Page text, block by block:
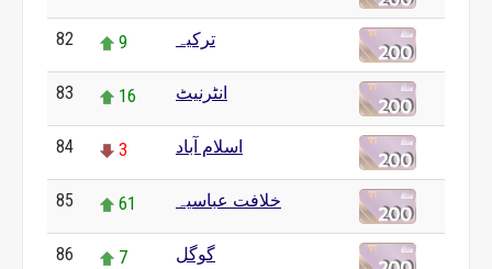
82 9 ترکیہ
83 16 انٹرنیٹ
84 3 اسلام آباد
85 61 خلافت عباسیہ
86 7 گوگل